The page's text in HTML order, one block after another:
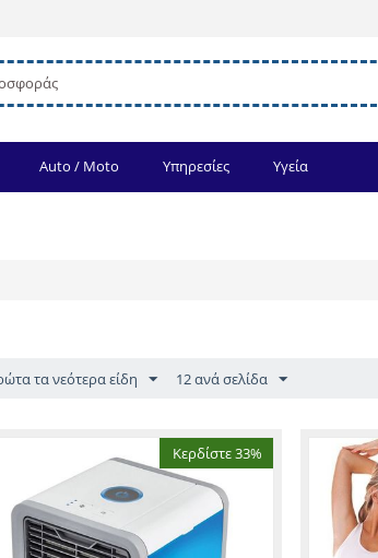
Auto / Moto Υπηρεσίες Υγεία
τα νεότερα είδη 12 ανά σελίδα
Κερδίστε 33%